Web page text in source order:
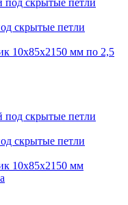
скрытые петли
10х85х2150 мм по 2,5
скрытые петли
10х85х2150 мм